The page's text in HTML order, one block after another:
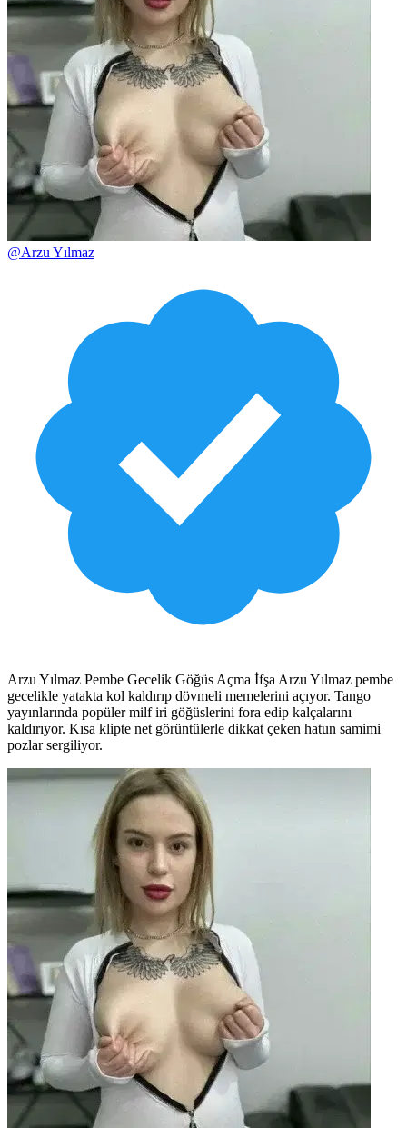
@Arzu Yılmaz
Arzu Yılmaz Pembe Gecelik Göğüs Açma İfşa Arzu Yılmaz pembe
gecelikle yatakta kol kaldırıp dövmeli memelerini açıyor. Tango
yayınlarında popüler milf iri göğüslerini fora edip kalçalarını
kaldırıyor. Kısa klipte net görüntülerle dikkat çeken hatun samimi
pozlar sergiliyor.